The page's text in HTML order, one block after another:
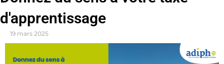
d'apprentissage
19 mars 2025